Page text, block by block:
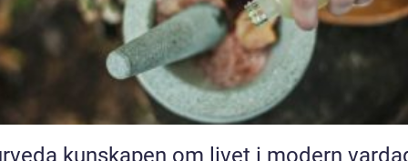
Ayurveda kunskapen om livet i modern